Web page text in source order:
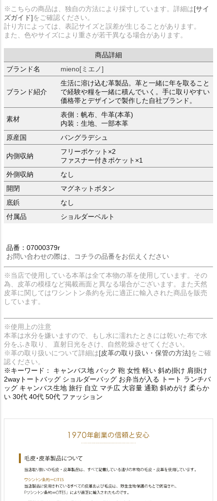
※こちらの商品は、独自の方法により採寸しています。詳細は[サイ
ズガイド]をご確認ください。
計り方によっては、表記サイズと誤差が生じることがあります。
また、色やサイズにより重さが若干異なる場合があります。
商品詳細
ブランド名
mieno[ミエノ]
ブランド紹介
生活に溶け込む革製品。革と一緒に年を取ること
で経験や糧を一緒に積んでいく。手に取りやすい
価格帯とデザインで製作した自社ブランド。
素材
表側：帆布、牛革(本革)
内装：生地、一部本革
原産国
バングラデシュ
内側収納
フリーポケット×2
ファスナー付きポケット×1
外側収納
なし
開閉
マグネットボタン
底鋲
なし
付属品
ショルダーベルト
品番：07000379r
お問い合わせの際は、コチラの品番をお伝えください
※当店で使用している本革は全て本物の革を使用しています。その
為、皮革の模様など掲載画面と異なる場合がございます。また天然
皮革に関してはワシントン条約を元に適正に輸入された商品を販売
しています。
※使用上の注意
本革は水分を嫌いますので、もし水に濡れたときには乾いた布で水
分をふき取り、 直射日光をさけ、自然乾燥させてください。
※革の取り扱いについて詳細は[皮革の取り扱い・保管の方法]をご確
認ください。
※キーワード： キャンバス地 バック 鞄 女性 軽い 斜め掛け 肩掛け
2wayトートバッグ ショルダーバッグ お弁当が入る トート ランチバ
ッグ キャンバス生地 旅行 自立 マチ広 大容量 通勤 斜めがけ 柔らか
い 30代 40代 50代 ファッション